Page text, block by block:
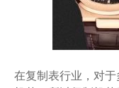
在复制表行业，对